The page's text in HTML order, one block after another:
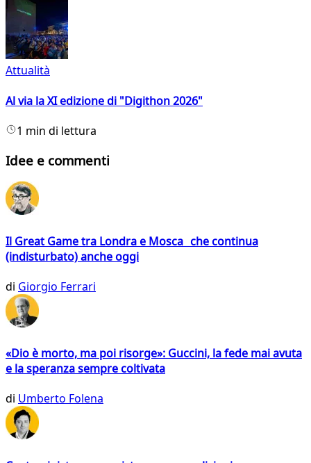
Attualità
Al via la XI edizione di "Digithon 2026"
1 min di lettura
Idee e commenti
Il Great Game tra Londra e Mosca che continua
(indisturbato) anche oggi
di Giorgio Ferrari
«Dio è morto, ma poi risorge»: Guccini, la fede mai avuta
e la speranza sempre coltivata
di Umberto Folena